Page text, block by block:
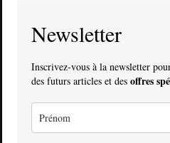
Newsletter
Inscrivez-vous à la newsletter
des futurs articles et des offres